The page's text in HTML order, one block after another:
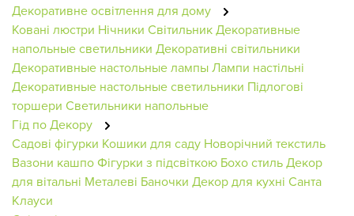
Декоративне освітлення для дому
Ковані люстри Нічники СвітильникДекоративные
напольные светильники Декоративні світильники
Декоративные настольные лампыЛампи настільні
Декоративные настольные светильники Підлогові
торшери Светильники напольные
Гід по Декору
Садові фігурки Кошики для саду Новорічний текстиль
Вазони кашпоФігурки з підсвіткою Бохо стильДекор
для вітальні Металеві Баночки Декор для кухні Санта
Клауси